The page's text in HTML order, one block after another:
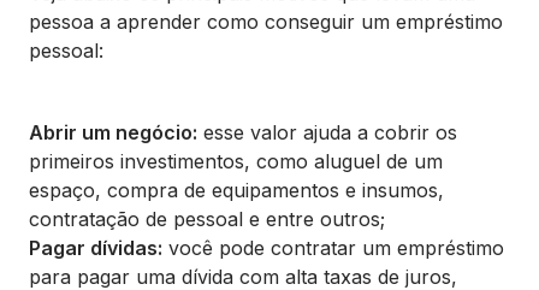
pessoa a aprender como conseguir um empréstimo
pessoal:
Abrir um negócio: esse valor ajuda a cobrir os
primeiros investimentos, como aluguel de um
espaço, compra de equipamentos e insumos,
contratação de pessoal e entre outros;
Pagar dívidas: você pode contratar um empréstimo
para pagar uma dívida com alta taxas de juros,